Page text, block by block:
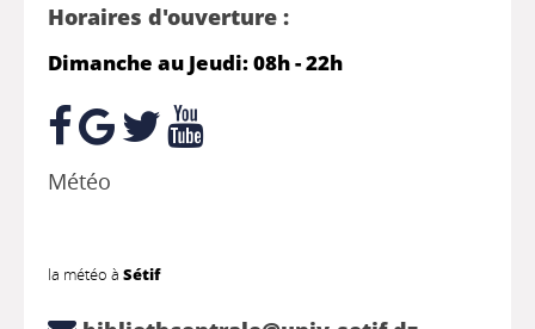
Horaires d'ouverture :
Dimanche au Jeudi: 08h - 22h
Météo
la météo à Sétif